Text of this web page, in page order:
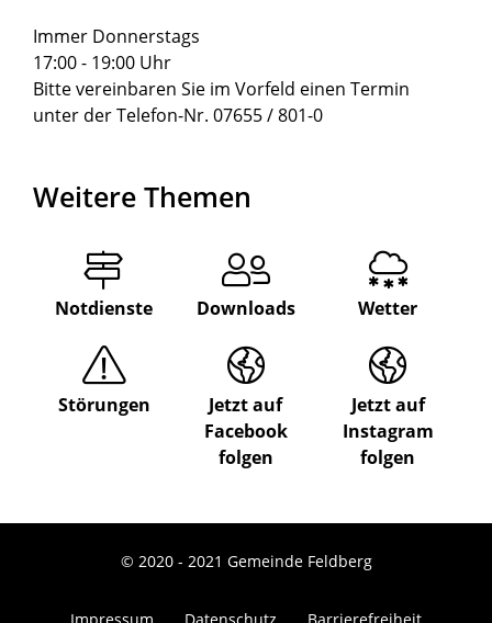
Immer Donnerstags
17:00 - 19:00 Uhr
Bitte vereinbaren Sie im Vorfeld einen Termin
unter der Telefon-Nr. 07655 / 801-0
Weitere Themen
Notdienste Downloads Wetter
Störungen
Jetzt auf
Facebook
folgen
Jetzt auf
Instagram
folgen
© 2020 - 2021 Gemeinde Feldberg